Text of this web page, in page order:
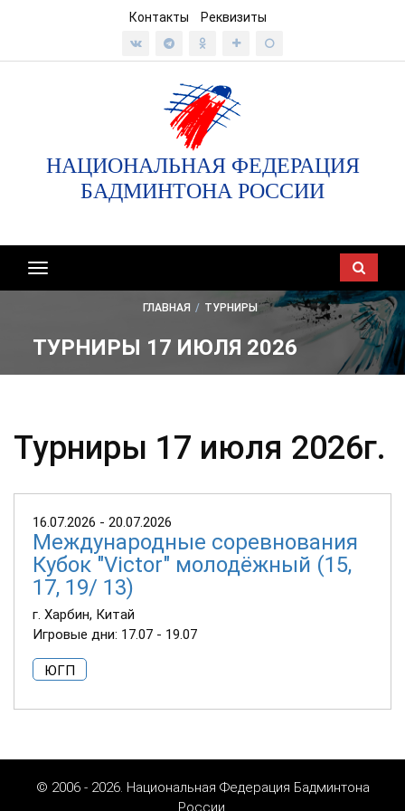
Контакты Реквизиты
НАЦИОНАЛЬНАЯ ФЕДЕРАЦИЯ
БАДМИНТОНА РОССИИ
Показать/
скрыть
ГЛАВНАЯ / ТУРНИРЫ
ТУРНИРЫ 17 ИЮЛЯ 2026
Турниры 17 июля 2026г.
16.07.2026 - 20.07.2026
Международные соревнования
Кубок "Victor" молодёжный (15,
17, 19/ 13)
г. Харбин, Китай
Игровые дни: 17.07 - 19.07
ЮГП
© 2006 - 2026. Национальная Федерация Бадминтона
России.